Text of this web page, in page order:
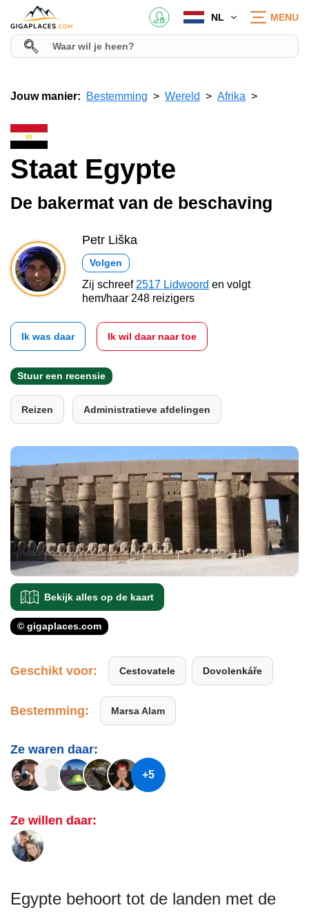
NL MENU
Jouw manier: Bestemming Wereld Afrika
Staat Egypte
De bakermat van de beschaving
Petr Liška
Volgen
Zij schreef 2517 Lidwoord en volgt
hem/haar 248 reizigers
Ik was daar Ik wil daar naar toe
Stuur een recensie
Reizen Administratieve afdelingen
Bekijk alles op de kaart
© gigaplaces.com
Geschikt voor: Cestovatele Dovolenkáře
Bestemming: Marsa Alam
Ze waren daar:
+5
Ze willen daar:
Egypte behoort tot de landen met de